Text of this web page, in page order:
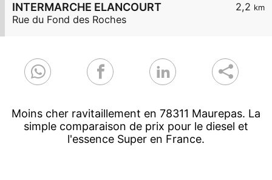
2,2 km
INTERMARCHE ELANCOURT
Rue du Fond des Roches
Moins cher ravitaillement en 78311 Maurepas. La
simple comparaison de prix pour le diesel et
l'essence Super en France.